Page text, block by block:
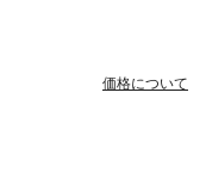
価格について